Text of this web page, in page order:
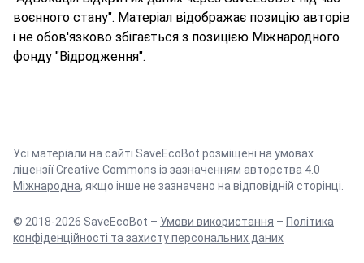
воєнного стану". Матеріал відображає позицію авторів
і не обов'язково збігається з позицією Міжнародного
фонду "Відродження".
Усі матеріали на сайті SaveEcoBot розміщені на умовах
ліцензії Creative Commons із зазначенням авторства 4.0
Міжнародна, якщо інше не зазначено на відповідній сторінці.
© 2018-2026 SaveEcoBot – Умови використання – Політика
конфіденційності та захисту персональних даних